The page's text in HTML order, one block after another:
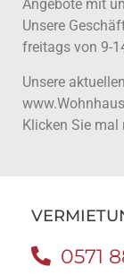
Angebote mit
Unsere
freitags von 9-
Unsere
Klicken Sie mal
0571